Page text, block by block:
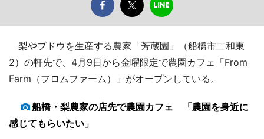
梨やブドウを生産する農家「芳蔵園」（船橋市二和東
2）の軒先で、4月9日から金曜限定で農園カフェ「From
Farm（フロムファーム）」がオープンしている。
船橋・梨農家の店先で農園カフェ 「農園を身近に
感じてもらいたい」